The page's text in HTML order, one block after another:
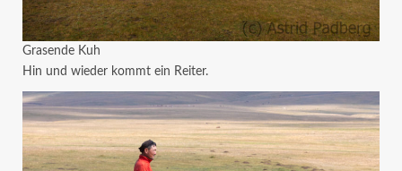
Grasende Kuh
Hin und wieder kommt ein Reiter.